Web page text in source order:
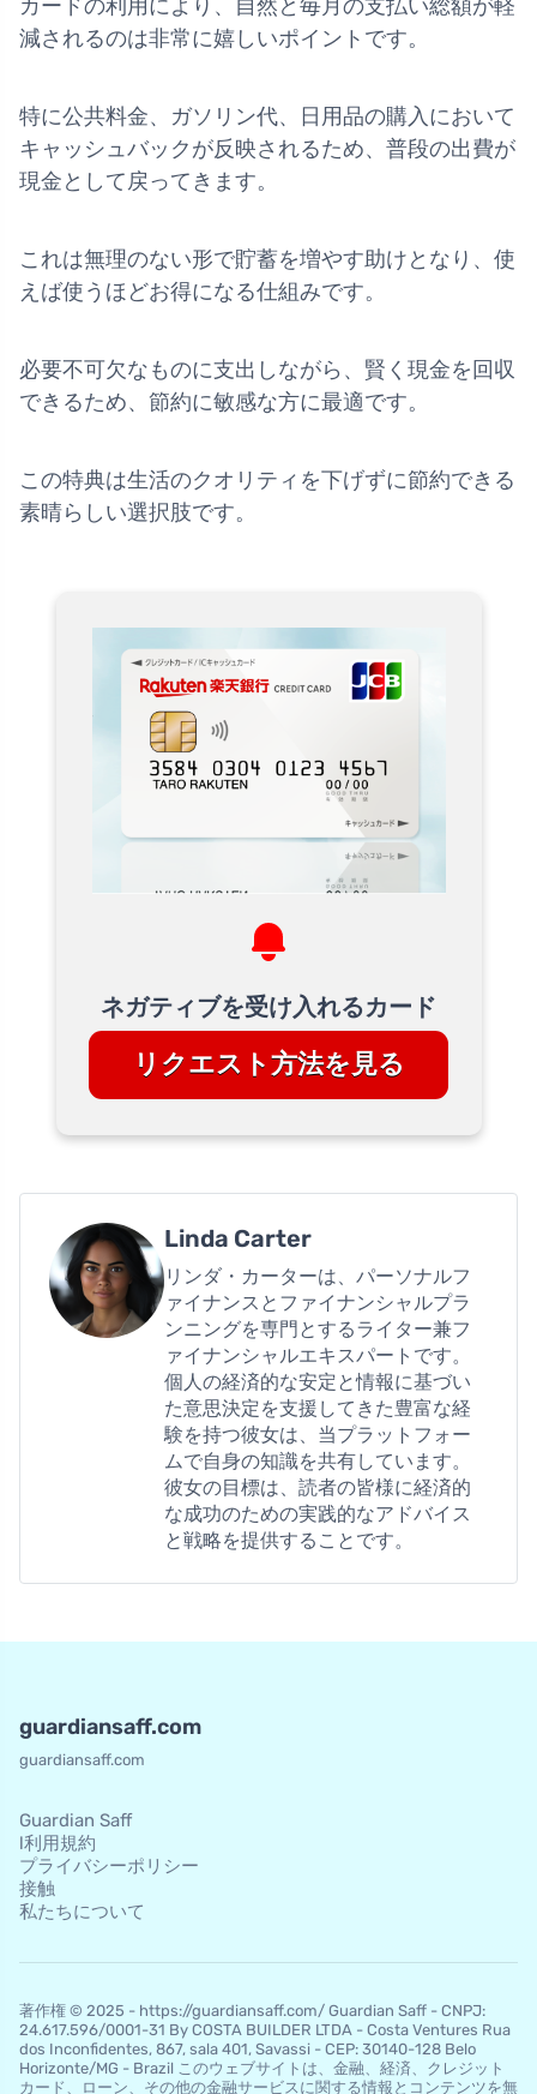
カードの利用により、自然と毎月の支払い総額が軽
減されるのは非常に嬉しいポイントです。
特に公共料金、ガソリン代、日用品の購入において
キャッシュバックが反映されるため、普段の出費が
現金として戻ってきます。
これは無理のない形で貯蓄を増やす助けとなり、使
えば使うほどお得になる仕組みです。
必要不可欠なものに支出しながら、賢く現金を回収
できるため、節約に敏感な方に最適です。
この特典は生活のクオリティを下げずに節約できる
素晴らしい選択肢です。
ネガティブを受け入れるカード
リクエスト方法を見る
Linda Carter
リンダ・カーターは、パーソナルフ
ァイナンスとファイナンシャルプラ
ンニングを専門とするライター兼フ
ァイナンシャルエキスパートです。
個人の経済的な安定と情報に基づい
た意思決定を支援してきた豊富な経
験を持つ彼女は、当プラットフォー
ムで自身の知識を共有しています。
彼女の目標は、読者の皆様に経済的
な成功のための実践的なアドバイス
と戦略を提供することです。
guardiansaff.com
guardiansaff.com
Guardian Saff
l利用規約
プライバシーポリシー
接触
私たちについて
著作権 © 2025 - https://guardiansaff.com/ Guardian Saff - CNPJ:
24.617.596/0001-31 By COSTA BUILDER LTDA - Costa Ventures Rua
dos Inconfidentes, 867, sala 401, Savassi - CEP: 30140-128 Belo
Horizo​​nte/MG - Brazil このウェブサイトは、金融、経済、クレジット
カード、ローン、その他の金融サービスに関する情報とコンテンツを無